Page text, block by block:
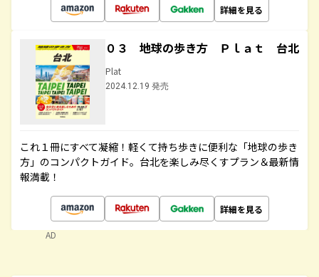
詳細を見る
０３ 地球の歩き方 Ｐｌａｔ 台北
Plat
2024.12.19 発売
これ１冊にすべて凝縮！軽くて持ち歩きに便利な「地球の歩き
方」のコンパクトガイド。台北を楽しみ尽くすプラン＆最新情
報満載！
詳細を見る
AD